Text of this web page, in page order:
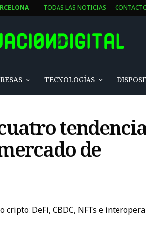
TODAS LAS NOTICIAS
TECNOLOGÍAS
de
cripto: DeFi, CBDC, NFTs e